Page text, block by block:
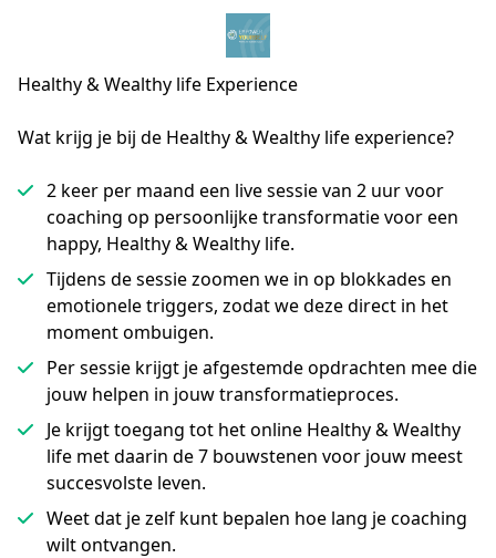
Healthy & Wealthy life Experience
Wat krijg je bij de Healthy & Wealthy life experience?
2 keer per maand een live sessie van 2 uur voor
coaching op persoonlijke transformatie voor een
happy, Healthy & Wealthy life.
Tijdens de sessie zoomen we in op blokkades en
emotionele triggers, zodat we deze direct in het
moment ombuigen.
Per sessie krijgt je afgestemde opdrachten mee die
jouw helpen in jouw transformatieproces.
Je krijgt toegang tot het online Healthy & Wealthy
life met daarin de 7 bouwstenen voor jouw meest
succesvolste leven.
Weet dat je zelf kunt bepalen hoe lang je coaching
wilt ontvangen.